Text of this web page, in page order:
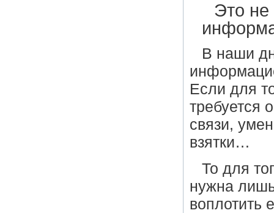
Это не
В наши
Если для
требуется
связи,
взятки…
То для
нужна
воплотить